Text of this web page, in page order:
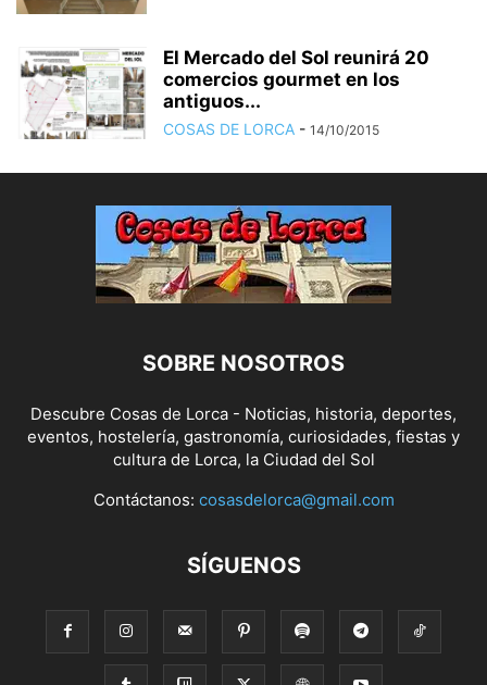
El Mercado del Sol reunirá 20
comercios gourmet en los
antiguos...
COSAS DE LORCA - 14/10/2015
SOBRE NOSOTROS
Descubre Cosas de Lorca - Noticias, historia, deportes,
eventos, hostelería, gastronomía, curiosidades, fiestas y
cultura de Lorca, la Ciudad del Sol
Contáctanos: cosasdelorca@gmail.com
SÍGUENOS